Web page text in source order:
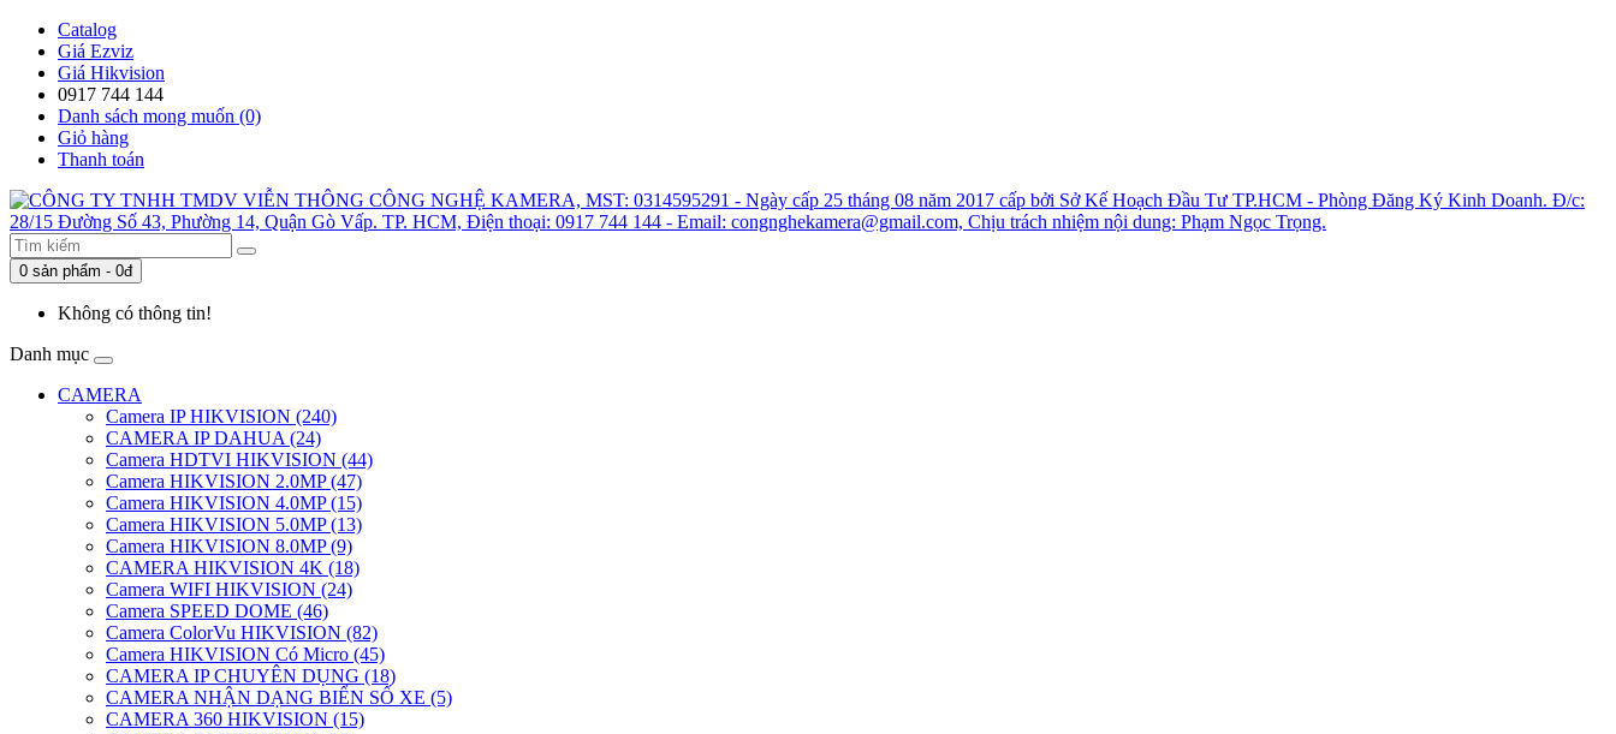
Catalog
Giá Ezviz
Giá Hikvision
0917 744 144
Danh sách mong muốn (0)
Giỏ hàng
Thanh toán
0 sản phẩm - 0đ
Không có thông tin!
Danh mục
CAMERA
Camera IP HIKVISION (240)
CAMERA IP DAHUA (24)
Camera HDTVI HIKVISION (44)
Camera HIKVISION 2.0MP (47)
Camera HIKVISION 4.0MP (15)
Camera HIKVISION 5.0MP (13)
Camera HIKVISION 8.0MP (9)
CAMERA HIKVISION 4K (18)
Camera WIFI HIKVISION (24)
Camera SPEED DOME (46)
Camera ColorVu HIKVISION (82)
Camera HIKVISION Có Micro (45)
CAMERA IP CHUYÊN DỤNG (18)
CAMERA NHẬN DẠNG BIỂN SỐ XE (5)
CAMERA 360 HIKVISION (15)